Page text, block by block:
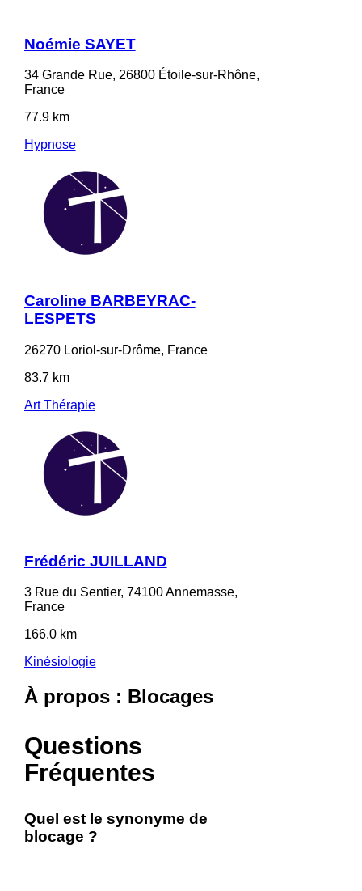
Noémie SAYET
34 Grande Rue, 26800 Étoile-sur-Rhône,
France
77.9 km
Hypnose
Caroline BARBEYRAC-
LESPETS
26270 Loriol-sur-Drôme, France
83.7 km
Art Thérapie
Frédéric JUILLAND
3 Rue du Sentier, 74100 Annemasse,
France
166.0 km
Kinésiologie
À propos : Blocages
Questions
Fréquentes
Quel est le synonyme de
blocage ?